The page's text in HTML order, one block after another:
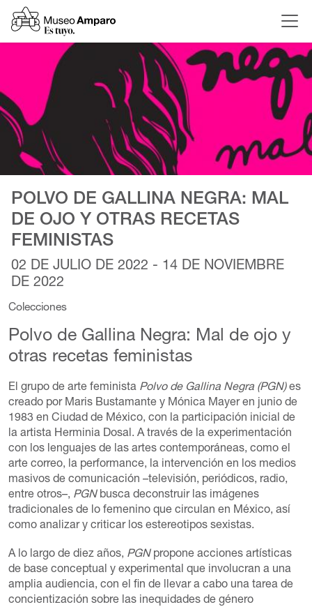
POLVO DE GALLINA NEGRA: MAL
DE OJO Y OTRAS RECETAS
FEMINISTAS
02 DE JULIO DE 2022 - 14 DE NOVIEMBRE
DE 2022
Colecciones
Polvo de Gallina Negra: Mal de ojo y
otras recetas feministas
El grupo de arte feminista Polvo de Gallina Negra (PGN)es
creado por Maris Bustamante y Mónica Mayer en junio de
1983 en Ciudad de México, con la participación inicial de
la artista Herminia Dosal. A través de la experimentación
con los lenguajes de las artes contemporáneas, como el
arte correo, la performance, la intervención en los medios
masivos de comunicación –televisión, periódicos, radio,
entre otros–, PGNbusca deconstruir las imágenes
tradicionales de lo femenino que circulan en México, así
como analizar y criticar los estereotipos sexistas.
A lo largo de diez años, PGN propone acciones artísticas
de base conceptual y experimental que involucran a una
amplia audiencia, con el fin de llevar a cabo una tarea de
concientización sobre las inequidades de género